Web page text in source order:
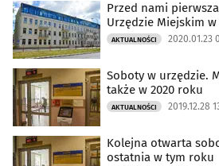
Przed nami
Urzędzie Miejskim
AKTUALNOŚCI 2020.01.23
Soboty w urzędzie.
także w 2020 roku
AKTUALNOŚCI 2019.12.28
Kolejna otwarta
ostatnia w tym roku